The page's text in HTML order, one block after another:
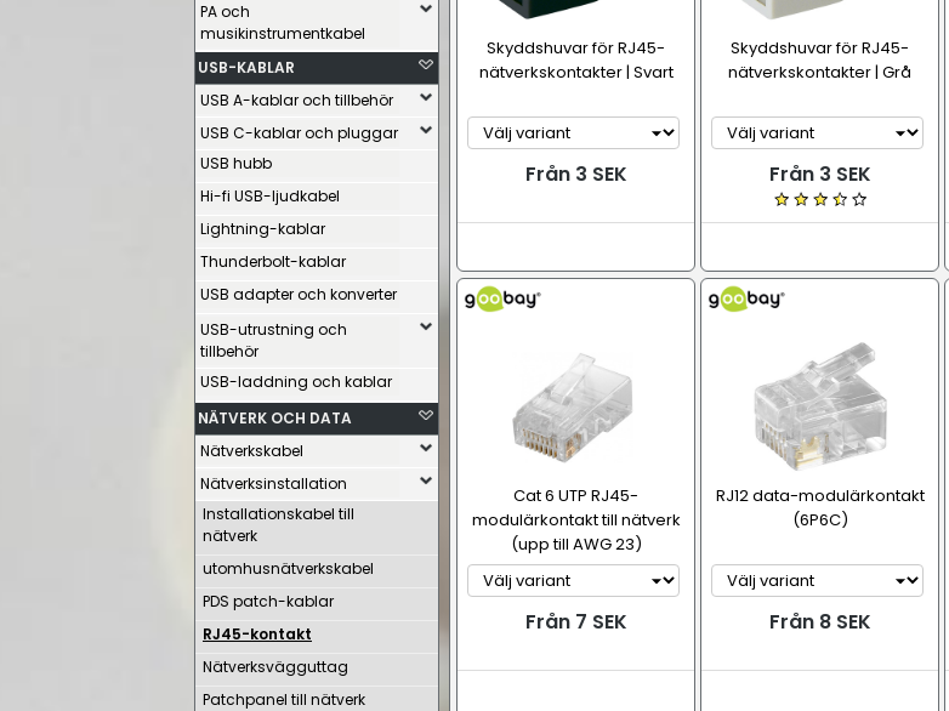
PA och
musikinstrumentkabel
USB-KABLAR
USB A-kablar och tillbehör
USB C-kablar och pluggar
USB hubb
Hi-fi USB-ljudkabel
Lightning-kablar
Thunderbolt-kablar
USB adapter och konverter
USB-utrustning och
tillbehör
USB-laddning och kablar
NÄTVERK OCH DATA
Nätverkskabel
Nätverksinstallation
Installationskabel till
nätverk
utomhusnätverkskabel
PDS patch-kablar
RJ45-kontakt
Nätverksvägguttag
Patchpanel till nätverk
Skyddshuvar för RJ45-
nätverkskontakter | Svart
Från 3 SEK
Skyddshuvar för RJ45-
nätverkskontakter | Grå
Från 3 SEK
Cat 6 UTP RJ45-
modulärkontakt till nätverk
(upp till AWG 23)
Från 7 SEK
RJ12 data-modulärkontakt
(6P6C)
Från 8 SEK